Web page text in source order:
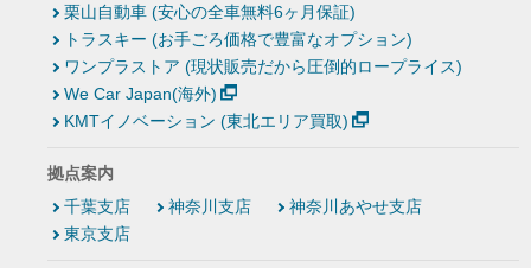
栗山自動車 (安心の全車無料6ヶ月保証)
トラスキー (お手ごろ価格で豊富なオプション)
ワンプラストア (現状販売だから圧倒的ロープライス)
We Car Japan(海外)
KMTイノベーション (東北エリア買取)
拠点案内
千葉支店
神奈川支店
神奈川あやせ支店
東京支店